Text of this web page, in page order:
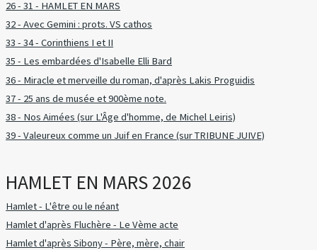
26 - 31 - HAMLET EN MARS
32 - Avec Gemini : prots. VS cathos
33 - 34 - Corinthiens I et II
35 - Les embardées d'Isabelle Elli Bard
36 - Miracle et merveille du roman, d'après Lakis Proguidis
37 - 25 ans de musée et 900ème note.
38 - Nos Aimées (sur L'Âge d'homme, de Michel Leiris)
39 - Valeureux comme un Juif en France (sur TRIBUNE JUIVE)
HAMLET EN MARS 2026
Hamlet - L'être ou le néant
Hamlet d'après Fluchère - Le Vème acte
Hamlet d'après Sibony - Père, mère, chair